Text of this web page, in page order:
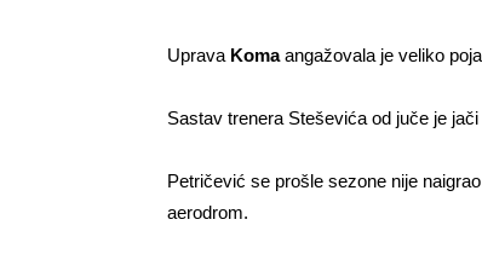
Uprava Komaangažovala je veliko
Sastav trenera Steševića od juče je
Petričević se prošle sezone nije
aerodrom.